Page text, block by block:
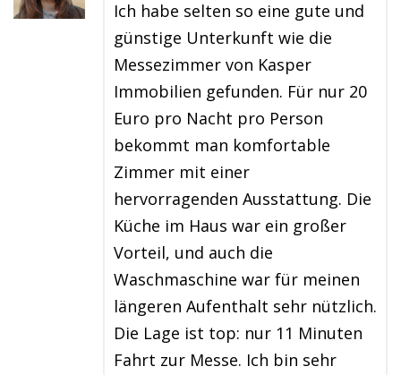
Ich habe selten so eine gute und
günstige Unterkunft wie die
Messezimmer von Kasper
Immobilien gefunden. Für nur 20
Euro pro Nacht pro Person
bekommt man komfortable
Zimmer mit einer
hervorragenden Ausstattung. Die
Küche im Haus war ein großer
Vorteil, und auch die
Waschmaschine war für meinen
längeren Aufenthalt sehr nützlich.
Die Lage ist top: nur 11 Minuten
Fahrt zur Messe. Ich bin sehr